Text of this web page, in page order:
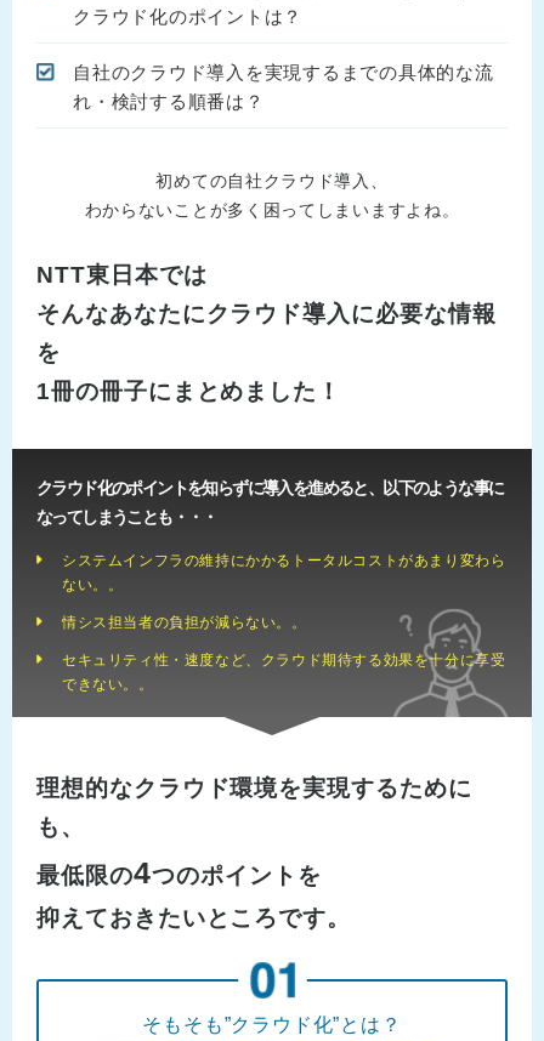
クラウド化のポイントは？
自社のクラウド導入を実現するまでの具体的な流
れ・検討する順番は？
初めての自社クラウド導入、
わからないことが多く困ってしまいますよね。
NTT東日本では
そんなあなたにクラウド導入に必要な情報
を
1冊の冊子にまとめました！
クラウド化のポイントを知らずに導入を進めると、以下のような事に
なってしまうことも・・・
システムインフラの維持にかかるトータルコストがあまり変わら
ない。。
情シス担当者の負担が減らない。。
セキュリティ性・速度など、クラウド期待する効果を十分に享受
できない。。
理想的なクラウド環境を実現するために
も、
最低限の4つのポイントを
抑えておきたいところです。
そもそも”クラウド化”とは？